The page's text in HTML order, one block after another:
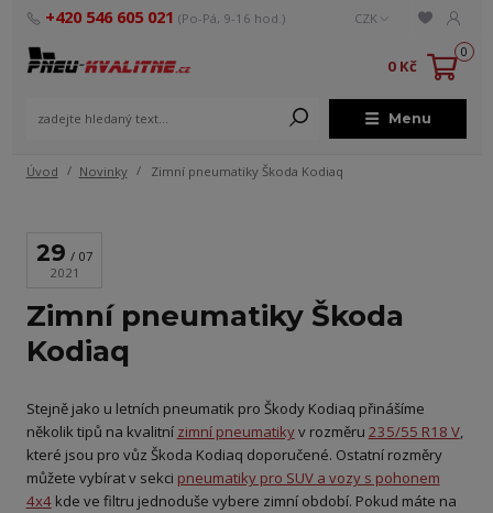
Menu
CZK
+420 546 605 021 (Po-Pá, 9-16 hod.)
0
0 Kč
Úvod Novinky Zimní pneumatiky Škoda Kodiaq
29
07
2021
Zimní pneumatiky Škoda
Kodiaq
Stejně jako u letních pneumatik pro Škody Kodiaq přinášíme
několik tipů na kvalitní zimní pneumatikyv rozměru 235/55 R18 V,
které jsou pro vůz Škoda Kodiaq doporučené. Ostatní rozměry
můžete vybírat v sekci pneumatiky pro SUV a vozy s pohonem
4x4kde ve filtru jednoduše vybere zimní období. Pokud máte na